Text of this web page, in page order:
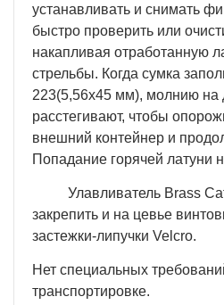
устанавливать и снимать
быстро проверить или
накапливая отработанную
стрельбы. Когда сумка
223(5,56х45 мм), молнию на
расстегивают, чтобы
внешний контейнер и
Попадание горячей латуни
Улавливатель Brass
закрепить и на цевье
застежки-липучки Velcro.
Нет специальных
транспортировке.